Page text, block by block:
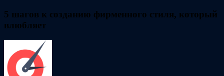
5 шагов к созданию фирменного стиля, который
влюбляет